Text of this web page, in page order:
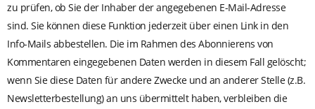
zu prüfen, ob Sie der Inhaber der angegebenen E-Mail-Adresse
sind. Sie können diese Funktion jederzeit über einen Link in den
Info-Mails abbestellen. Die im Rahmen des Abonnierens von
Kommentaren eingegebenen Daten werden in diesem Fall gelöscht;
wenn Sie diese Daten für andere Zwecke und an anderer Stelle (z.B.
Newsletterbestellung) an uns übermittelt haben, verbleiben die